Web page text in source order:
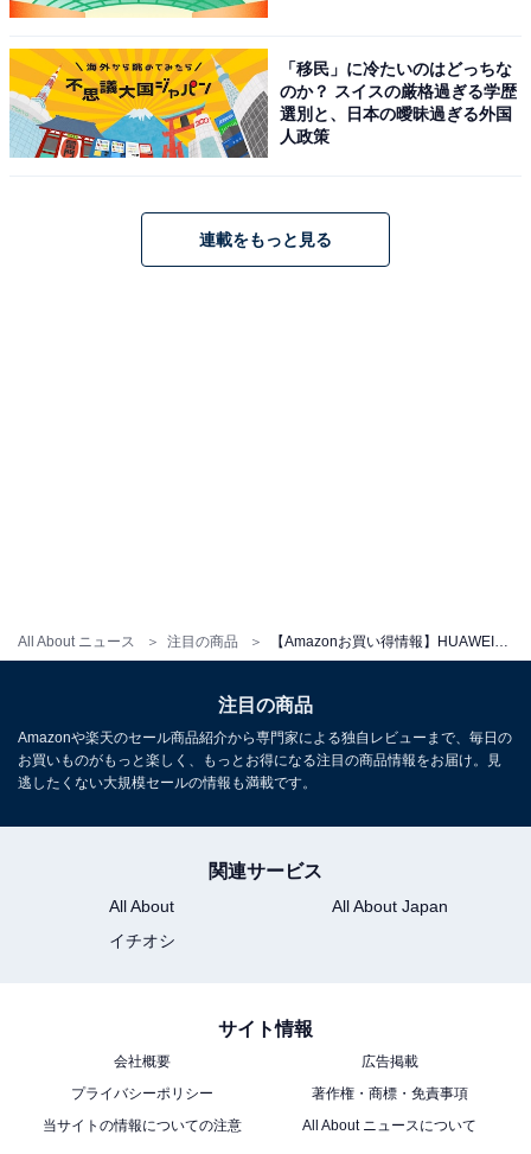
All About ニュース 注目の商品
HUAWEI WATCH FIT 5 Pro スマートウォッチ 薄型軽量
HUAWEI Band 11 Pro GPS搭載 スマートウォッチ
8.99mm/18g薄型軽量ボディ 高輝度 2000nits 1.62大画面
情緒モニタリング LINE通知 ブラック
Amazonで見る
HUAWEI「WATCH GT 6 Pro」
「移民」に冷たいのはどっちな
のか？ スイスの厳格過ぎる学歴
選別と、日本の曖昧過ぎる外国
人政策
連載をもっと見る
注目の商品
Amazonや楽天のセール商品紹介から専門家による独自レビューまで、毎日の
お買いものがもっと楽しく、もっとお得になる注目の商品情報をお届け。見
逃したくない大規模セールの情報も満載です。
関連サービス
All About
All About Japan
イチオシ
サイト情報
会社概要
広告掲載
プライバシーポリシー
著作権・商標・免責事項
当サイトの情報についての注意
All About ニュースについて